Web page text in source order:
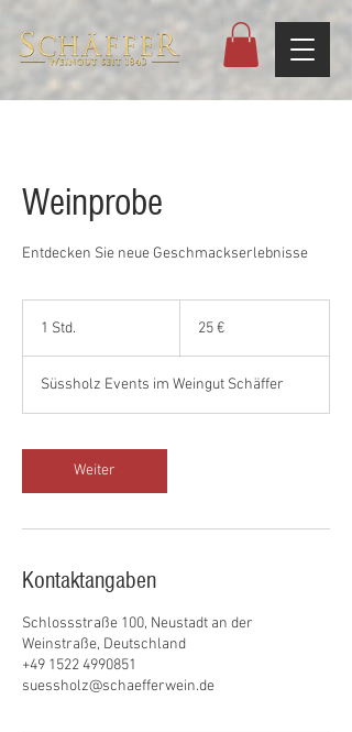
Weinprobe
Entdecken Sie neue Geschmackserlebnisse
1 Std.
d
25 €
Süssholz Events im Weingut Schäffer
Weiter
Kontaktangaben
Schlossstraße 100, Neustadt an der
Weinstraße, Deutschland
+49 1522 4990851
suessholz@schaefferwein.de